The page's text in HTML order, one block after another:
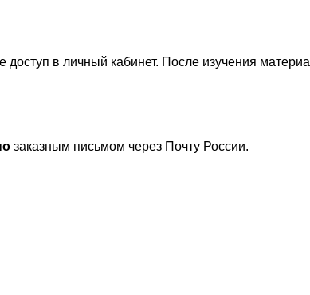
в личный кабинет. После изучения
заказным письмом через Почту России.